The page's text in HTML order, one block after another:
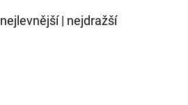
nejlevnější| nejdražší